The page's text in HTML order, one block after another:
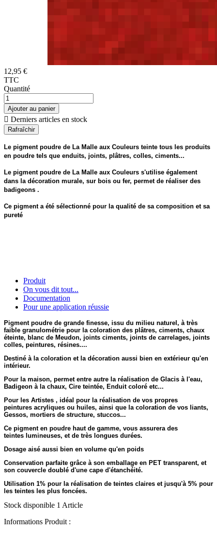
12,95 €
TTC
Quantité
Ajouter au panier
 Derniers articles en stock
Le pigment poudre de La Malle aux Couleurs teinte tous les produits
en poudre tels que enduits, joints, plâtres, colles, ciments...
Le pigment poudre de La Malle aux Couleurs s'utilise également
dans la décoration murale, sur bois ou fer, permet de réaliser des
badigeons .
Ce pigment a été sélectionné pour la qualité de sa composition et sa
pureté
Produit
On vous dit tout...
Documentation
Pour une application réussie
Pigment poudre de grande finesse, issu du milieu naturel, à très
faible granulométrie pour la coloration des plâtres, ciments, chaux
éteinte, blanc de Meudon, joints ciments, joints de carrelages, joints
colles, peintures, résines....
Destiné à la coloration et la décoration aussi bien en extérieur qu'en
intérieur.
Pour la maison, permet entre autre la réalisation de Glacis à l'eau,
Badigeon à la chaux, Cire teintée, Enduit coloré etc...
Pour les Artistes , idéal pour la réalisation de vos propres
peintures acryliques ou huiles, ainsi que la coloration de vos liants,
Gessos, mortiers de structure, stuccos...
Ce pigment en poudre haut de gamme, vous assurera des
teintes lumineuses, et de très longues durées.
Dosage aisé aussi bien en volume qu'en poids
Conservation parfaite grâce à son emballage en PET transparent, et
son couvercle doublé d'une cape d'étanchéité.
Utilisation 1% pour la réalisation de teintes claires et jusqu'à 5% pour
les teintes les plus foncées.
Stock disponible 1 Article
Informations Produit :